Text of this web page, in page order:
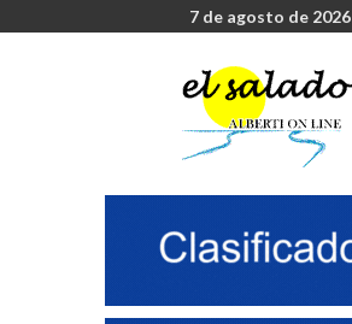
7 de agosto de 2026